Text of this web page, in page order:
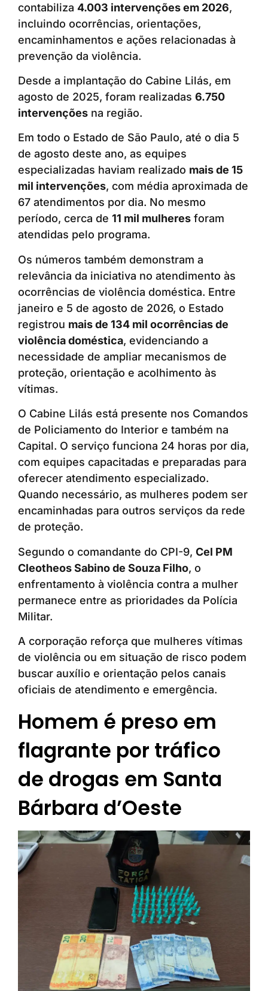
contabiliza 4.003 intervenções em 2026,
incluindo ocorrências, orientações,
encaminhamentos e ações relacionadas à
prevenção da violência.
Desde a implantação do Cabine Lilás, em
agosto de 2025, foram realizadas 6.750
intervenções na região.
Em todo o Estado de São Paulo, até o dia 5
de agosto deste ano, as equipes
especializadas haviam realizado mais de 15
mil intervenções, com média aproximada de
67 atendimentos por dia. No mesmo
período, cerca de 11 mil mulheres foram
atendidas pelo programa.
Os números também demonstram a
relevância da iniciativa no atendimento às
ocorrências de violência doméstica. Entre
janeiro e 5 de agosto de 2026, o Estado
registrou mais de 134 mil ocorrências de
violência doméstica, evidenciando a
necessidade de ampliar mecanismos de
proteção, orientação e acolhimento às
vítimas.
O Cabine Lilás está presente nos Comandos
de Policiamento do Interior e também na
Capital. O serviço funciona 24 horas por dia,
com equipes capacitadas e preparadas para
oferecer atendimento especializado.
Quando necessário, as mulheres podem ser
encaminhadas para outros serviços da rede
de proteção.
Segundo o comandante do CPI-9, Cel PM
Cleotheos Sabino de Souza Filho, o
enfrentamento à violência contra a mulher
permanece entre as prioridades da Polícia
Militar.
A corporação reforça que mulheres vítimas
de violência ou em situação de risco podem
buscar auxílio e orientação pelos canais
oficiais de atendimento e emergência.
Homem é preso em
flagrante por tráfico
de drogas em Santa
Bárbara d’Oeste